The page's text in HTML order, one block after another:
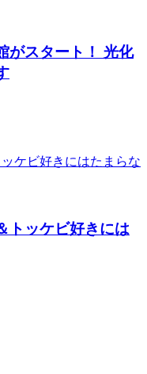
がスタート！ 光化
トッケビ好きには